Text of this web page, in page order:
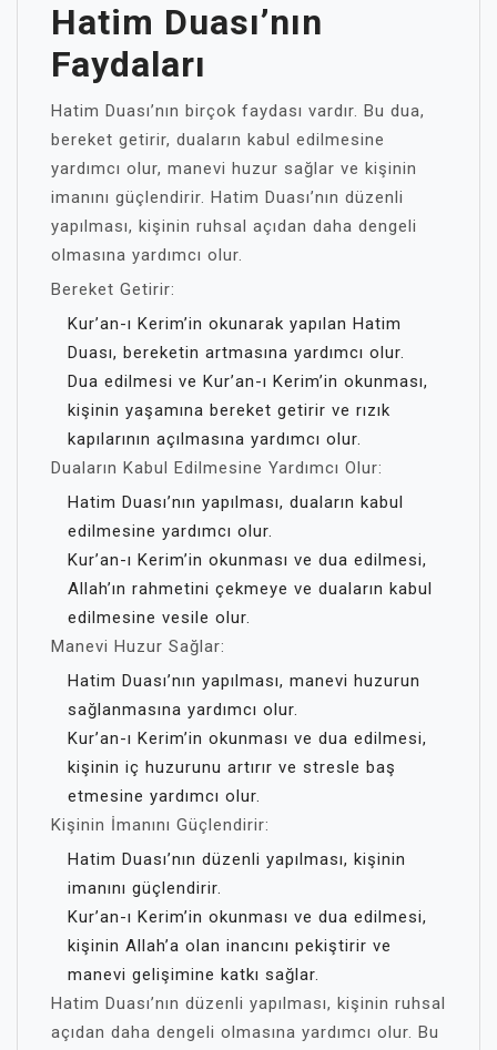
Hatim Duası’nın
Faydaları
Hatim Duası’nın birçok faydası vardır. Bu dua,
bereket getirir, duaların kabul edilmesine
yardımcı olur, manevi huzur sağlar ve kişinin
imanını güçlendirir. Hatim Duası’nın düzenli
yapılması, kişinin ruhsal açıdan daha dengeli
olmasına yardımcı olur.
Bereket Getirir:
Kur’an-ı Kerim’in okunarak yapılan Hatim
Duası, bereketin artmasına yardımcı olur.
Dua edilmesi ve Kur’an-ı Kerim’in okunması,
kişinin yaşamına bereket getirir ve rızık
kapılarının açılmasına yardımcı olur.
Duaların Kabul Edilmesine Yardımcı Olur:
Hatim Duası’nın yapılması, duaların kabul
edilmesine yardımcı olur.
Kur’an-ı Kerim’in okunması ve dua edilmesi,
Allah’ın rahmetini çekmeye ve duaların kabul
edilmesine vesile olur.
Manevi Huzur Sağlar:
Hatim Duası’nın yapılması, manevi huzurun
sağlanmasına yardımcı olur.
Kur’an-ı Kerim’in okunması ve dua edilmesi,
kişinin iç huzurunu artırır ve stresle baş
etmesine yardımcı olur.
Kişinin İmanını Güçlendirir:
Hatim Duası’nın düzenli yapılması, kişinin
imanını güçlendirir.
Kur’an-ı Kerim’in okunması ve dua edilmesi,
kişinin Allah’a olan inancını pekiştirir ve
manevi gelişimine katkı sağlar.
Hatim Duası’nın düzenli yapılması, kişinin ruhsal
açıdan daha dengeli olmasına yardımcı olur. Bu